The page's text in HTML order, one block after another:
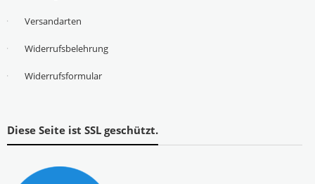
Versandarten
Widerrufsbelehrung
Widerrufsformular
Diese Seite ist SSL geschützt.